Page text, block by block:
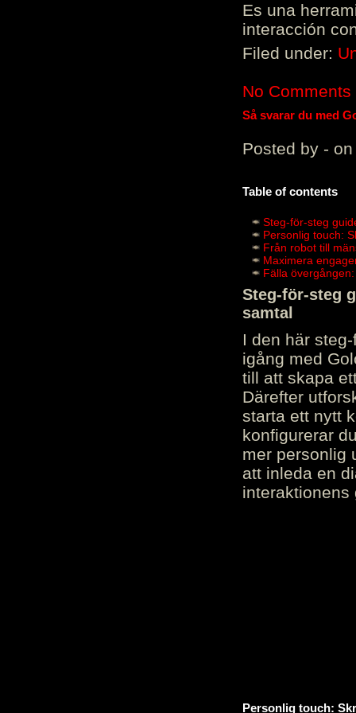
Es una
interacción
Filed under:
No Comments
Så svarar du med
Posted by - on
Table of contents
Steg-för-steg
Personlig touch:
Från robot till
Maximera
Fälla
Steg-för-steg
samtal
I den här
igång med
till att skapa
Därefter
starta ett nytt
konfigurerar
mer personlig
att inleda en
interaktionens
Personlig touch: